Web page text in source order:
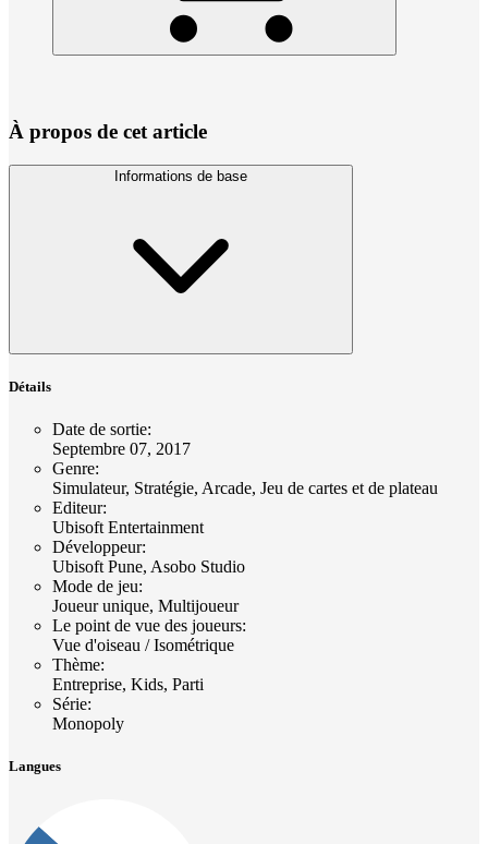
À propos de cet article
Informations de base
Détails
Date de sortie:
Septembre 07, 2017
Genre:
Simulateur, Stratégie, Arcade, Jeu de cartes et de plateau
Editeur:
Ubisoft Entertainment
Développeur:
Ubisoft Pune, Asobo Studio
Mode de jeu:
Joueur unique, Multijoueur
Le point de vue des joueurs:
Vue d'oiseau / Isométrique
Thème:
Entreprise, Kids, Parti
Série:
Monopoly
Langues